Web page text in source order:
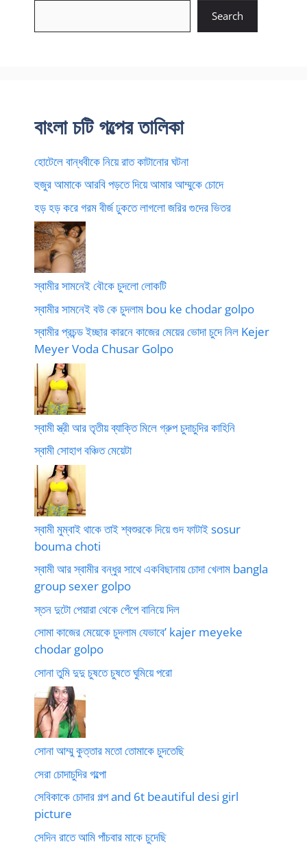
Search
বাংলা চটি গল্পের তালিকা
হোটেলে বান্ধবীকে নিয়ে রাত কাটানোর ঘটনা
হুজুর আমাকে আরবি পড়তে দিয়ে আমার আম্মুকে চোদে
হড় হড় করে গরম বীর্জ ঢুকতে লাগলো জরির গুদের ভিতর
স্বামীর সামনেই বৌকে চুদলো লোকটি
স্বামীর সামনেই বউ কে চুদলাম bou ke chodar golpo
স্বামীর প্রচন্ড ইচ্ছার কারনে কাজের মেয়ের ভোদা চুদে নিল Kejer
Meyer Voda Chusar Golpo
স্বামী স্ত্রী আর তৃতীয় ব্যাক্তি মিলে গ্রুপ চুদাচুদির কাহিনি
স্বামী সোহাগ বঞ্চিত মেয়েটা
স্বামী মুম্বাই থাকে তাই শ্বশুরকে দিয়ে গুদ ফাটাই sosur
bouma choti
স্বামী আর স্বামীর বন্ধুর সাথে একবিছানায় চোদা খেলাম bangla
group sexer golpo
স্তন দুটো পেয়ারা থেকে পেঁপে বানিয়ে দিল
সোমা কাজের মেয়েকে চুদলাম যেভাবে’ kajer meyeke
chodar golpo
সোনা তুমি দুদু চুষতে চুষতে ঘুমিয়ে পরো
সোনা আম্মু কুত্তার মতো তোমাকে চুদতেছি
সেরা চোদাচুদির গল্পো
সেবিকাকে চোদার গল্প and 6t beautiful desi girl
picture
সেদিন রাতে আমি পাঁচবার মাকে চুদেছি